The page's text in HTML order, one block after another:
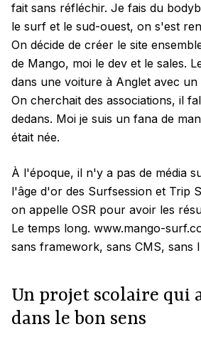
fait sans réfléchir. Je fais du
le surf et le sud-ouest, on s'est
On décide de créer le site
de Mango, moi le dev et le sales.
dans une voiture à Anglet avec
On cherchait des associations, il
dedans. Moi je suis un fana de
était née.
À l'époque, il n'y a pas de média
l'âge d'or des Surfsession et Trip
on appelle OSR pour avoir les
Le temps long. www.mango-
sans framework, sans CMS, sans
Un projet scolaire qui
dans le bon sens